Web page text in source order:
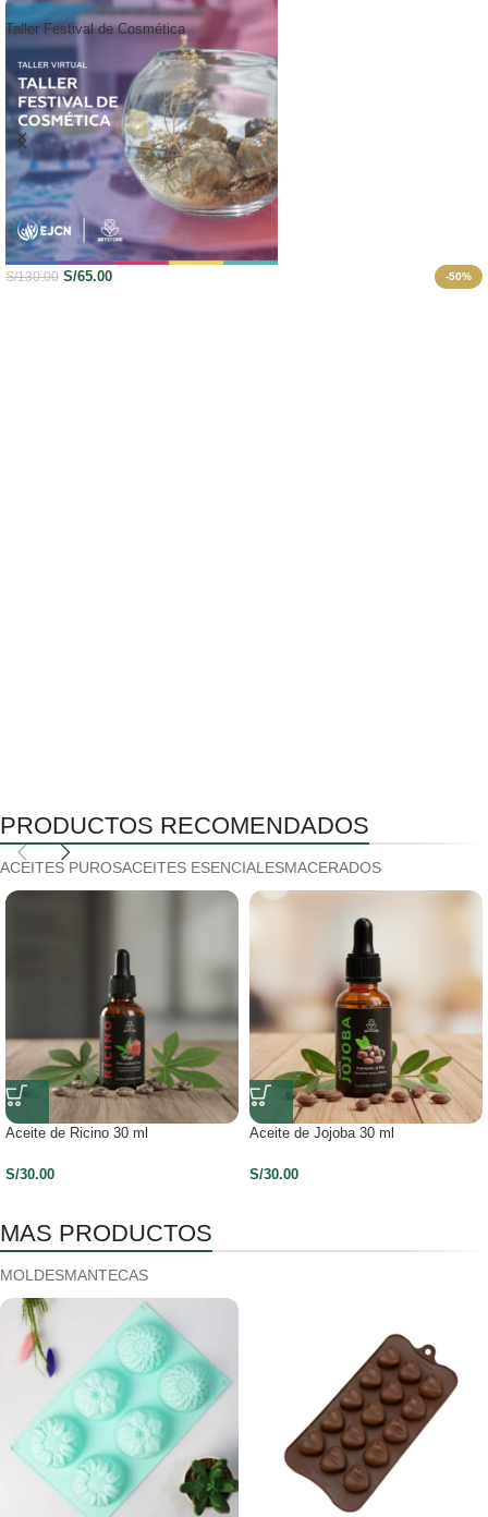
-17%
Balanza Electrónica Digital
S/30.00 S/24.90
PRODUCTOS RECOMENDADOS
ACEITES PUROSACEITES ESENCIALESMACERADOS
Aceite de Ricino 30 ml
S/30.00
Aceite de Jojoba 30 ml
S/30.00
MAS PRODUCTOS
MOLDESMANTECAS